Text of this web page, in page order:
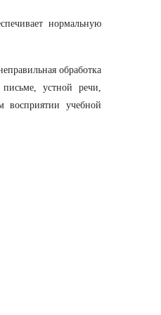
нормальную
обработка
устной речи,
учебной